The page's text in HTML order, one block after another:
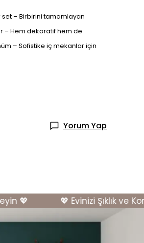
– Birbirini tamamlayan
– Hem dekoratif hem de
– Sofistike iç mekanlar için
Yorum Yap
💖 💖 Evinizi Şıklık ve